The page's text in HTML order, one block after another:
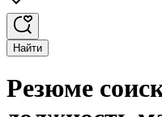
Найти
Резюме